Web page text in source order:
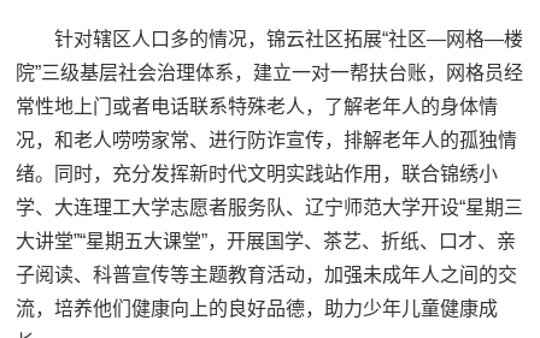
针对辖区人口多的情况，锦云社区拓展“社区—网格—楼
院”三级基层社会治理体系，建立一对一帮扶台账，网格员经
常性地上门或者电话联系特殊老人，了解老年人的身体情
况，和老人唠唠家常、进行防诈宣传，排解老年人的孤独情
绪。同时，充分发挥新时代文明实践站作用，联合锦绣小
学、大连理工大学志愿者服务队、辽宁师范大学开设“星期三
大讲堂”“星期五大课堂”，开展国学、茶艺、折纸、口才、亲
子阅读、科普宣传等主题教育活动，加强未成年人之间的交
流，培养他们健康向上的良好品德，助力少年儿童健康成